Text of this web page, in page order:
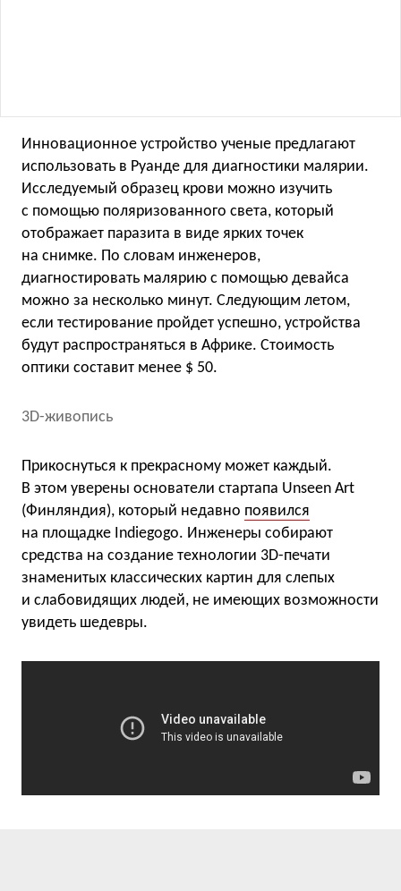
Инновационное устройство ученые предлагают
использовать в Руанде для диагностики малярии.
Исследуемый образец крови можно изучить
с помощью поляризованного света, который
отображает паразита в виде ярких точек
на снимке. По словам инженеров,
диагностировать малярию с помощью девайса
можно за несколько минут. Следующим летом,
если тестирование пройдет успешно, устройства
будут распространяться в Африке. Стоимость
оптики составит менее $ 50.
3D-живопись
Прикоснуться к прекрасному может каждый.
В этом уверены основатели стартапа Unseen Art
(Финляндия), который недавно появился
на площадке Indiegogo. Инженеры собирают
средства на создание технологии 3D-печати
знаменитых классических картин для слепых
и слабовидящих людей, не имеющих возможности
увидеть шедевры.